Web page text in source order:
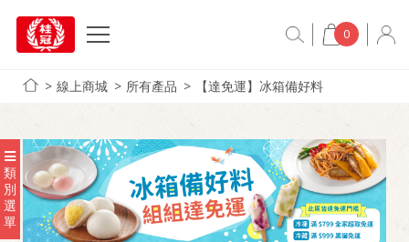
0
線上商城 所有產品 【達免運】冰箱備好料
類
別
選
單